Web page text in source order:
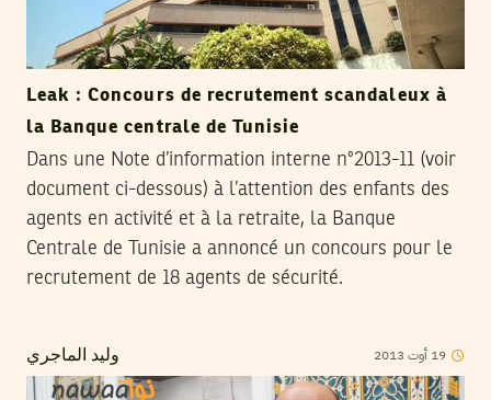
Leak : Concours de recrutement scandaleux à
la Banque centrale de Tunisie
Dans une Note d’information interne n°2013-11 (voir
document ci-dessous) à l’attention des enfants des
agents en activité et à la retraite, la Banque
Centrale de Tunisie a annoncé un concours pour le
recrutement de 18 agents de sécurité.
وليد الماجري 19 أوت 2013